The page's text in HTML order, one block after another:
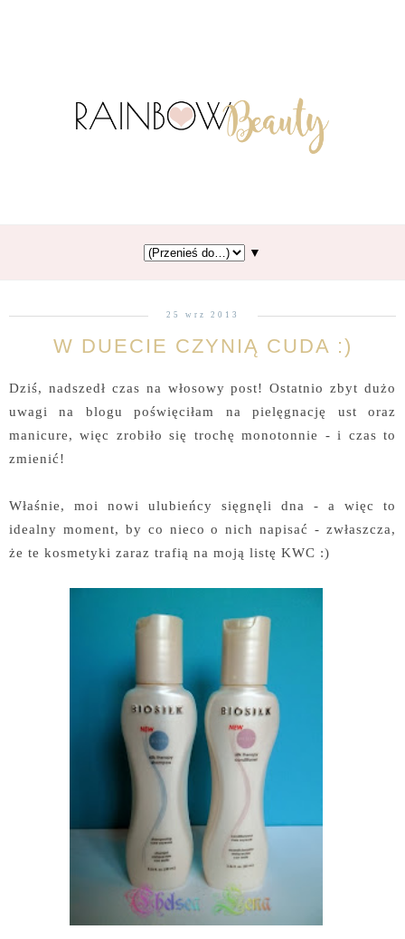
▼
25 wrz 2013
W DUECIE CZYNIĄ CUDA :)
Dziś, nadszedł czas na włosowy post! Ostatnio zbyt dużo
uwagi na blogu poświęciłam na pielęgnację ust oraz
manicure, więc zrobiło się trochę monotonnie - i czas to
zmienić!
Właśnie, moi nowi ulubieńcy sięgnęli dna - a więc to
idealny moment, by co nieco o nich napisać - zwłaszcza,
że te kosmetyki zaraz trafią na moją listę KWC :)